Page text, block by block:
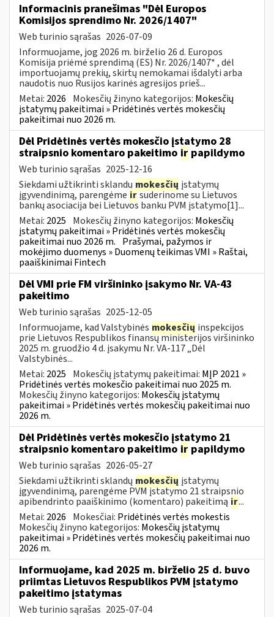
Informacinis pranešimas "Dėl Europos
Komisijos sprendimo Nr. 2026/1407"
Web turinio sąrašas 2026-07-09
Informuojame, jog 2026 m. birželio 26 d. Europos
Komisija priėmė sprendimą (ES) Nr. 2026/1407* , dėl
importuojamų prekių, skirtų nemokamai išdalyti arba
naudotis nuo Rusijos karinės agresijos prieš...
Metai: 2026 Mokesčių žinyno kategorijos: Mokesčių
įstatymų pakeitimai » Pridėtinės vertės mokesčių
pakeitimai nuo 2026 m.
Dėl Pridėtinės vertės mokesčio įstatymo 28
straipsnio komentaro pakeitimo ir papildymo
Web turinio sąrašas 2025-12-16
Siekdami užtikrinti sklandų mokesčių įstatymų
įgyvendinimą, parengėme irsuderinome su Lietuvos
bankų asociacija bei Lietuvos banku PVM įstatymo[1]...
Metai: 2025 Mokesčių žinyno kategorijos: Mokesčių
įstatymų pakeitimai » Pridėtinės vertės mokesčių
pakeitimai nuo 2026 m. Prašymai, pažymos ir
mokėjimo duomenys » Duomenų teikimas VMI » Raštai,
paaiškinimai Fintech
Dėl VMI prie FM viršininko įsakymo Nr. VA-43
pakeitimo
Web turinio sąrašas 2025-12-05
Informuojame, kad Valstybinės mokesčių inspekcijos
prie Lietuvos Respublikos finansų ministerijos viršininko
2025 m. gruodžio 4 d. įsakymu Nr. VA-117 „Dėl
Valstybinės...
Metai: 2025 Mokesčių įstatymų pakeitimai: MĮP 2021 »
Pridėtinės vertės mokesčio pakeitimai nuo 2025 m.
Mokesčių žinyno kategorijos: Mokesčių įstatymų
pakeitimai » Pridėtinės vertės mokesčių pakeitimai nuo
2026 m.
Dėl Pridėtinės vertės mokesčio įstatymo 21
straipsnio komentaro pakeitimo ir papildymo
Web turinio sąrašas 2026-05-27
Siekdami užtikrinti sklandų mokesčių įstatymų
įgyvendinimą, parengėme PVM įstatymo 21 straipsnio
apibendrinto paaiškinimo (komentaro) pakeitimą ir...
Metai: 2026 Mokesčiai: Pridėtinės vertės mokestis
Mokesčių žinyno kategorijos: Mokesčių įstatymų
pakeitimai » Pridėtinės vertės mokesčių pakeitimai nuo
2026 m.
Informuojame, kad 2025 m. birželio 25 d. buvo
priimtas Lietuvos Respublikos PVM įstatymo
pakeitimo įstatymas
Web turinio sąrašas 2025-07-04